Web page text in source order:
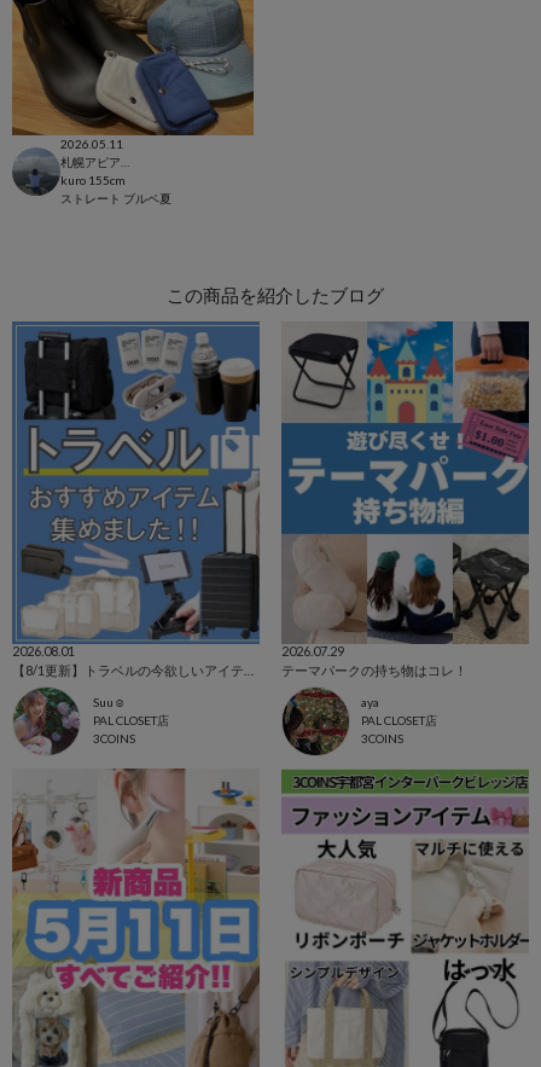
2026.05.11
kuro 155cm
ストレート ブルベ夏
この商品を紹介したブログ
2026.08.01
Suu☺︎
PAL CLOSET店
3COINS
2026.07.29
テーマパークの持ち物はコレ！
aya
PAL CLOSET店
3COINS